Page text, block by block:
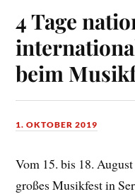
4 Tage
beim
1. OKTOBER 2019
Vom 15. bis 18.
großes Musikfest in